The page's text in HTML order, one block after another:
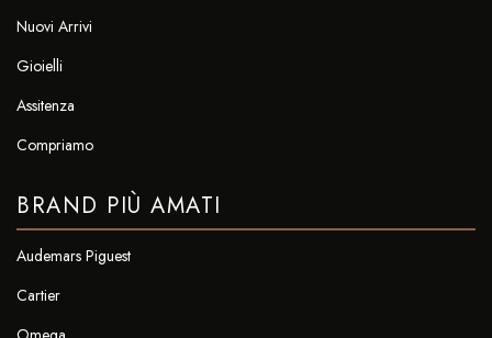
Nuovi Arrivi
Gioielli
Assitenza
Compriamo
BRAND PIÙ AMATI
Audemars Piguest
Cartier